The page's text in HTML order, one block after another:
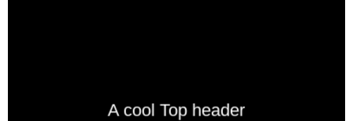
A cool Top header